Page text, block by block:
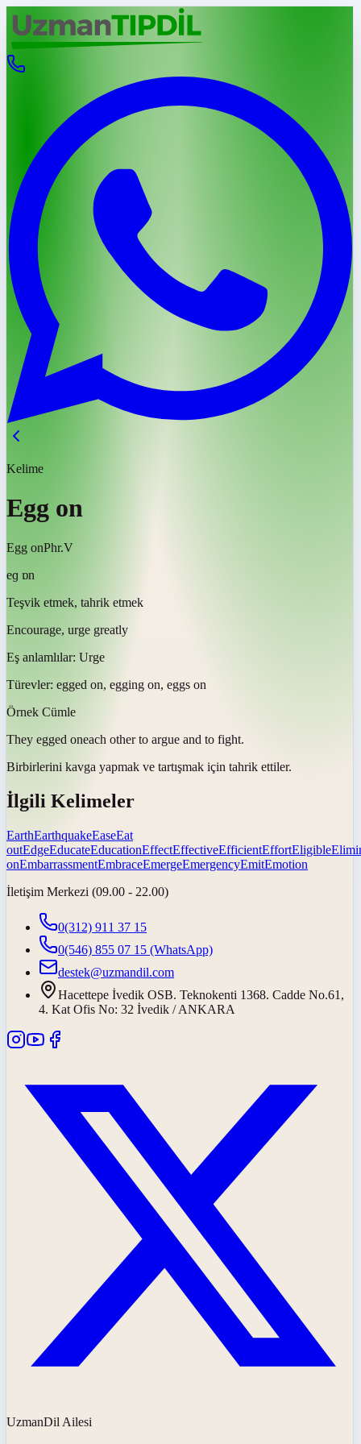
Kelime
Egg on
Egg onPhr.V
eɡ ɒn
Teşvik etmek, tahrik etmek
Encourage, urge greatly
Eş anlamlılar: Urge
Türevler: egged on, egging on, eggs on
Örnek Cümle
They egged oneach other to argue and to fight.
Birbirlerini kavga yapmak ve tartışmak için tahrik ettiler.
İlgili Kelimeler
EarthEarthquakeEaseEat
outEdgeEducateEducationEffectEffectiveEfficientEffortEligible
onEmbarrassmentEmbraceEmergeEmergencyEmitEmotion
İletişim Merkezi (09.00 - 22.00)
0(312) 911 37 15
0(546) 855 07 15 (WhatsApp)
destek@uzmandil.com
Hacettepe İvedik OSB. Teknokenti 1368. Cadde No.61,
4. Kat Ofis No: 32 İvedik / ANKARA
UzmanDil Ailesi